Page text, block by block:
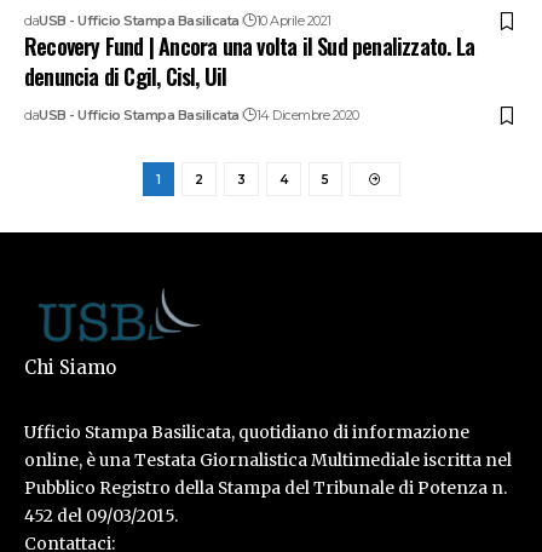
daUSB - Ufficio Stampa Basilicata 10 Aprile 2021
Recovery Fund | Ancora una volta il Sud penalizzato. La
denuncia di Cgil, Cisl, Uil
daUSB - Ufficio Stampa Basilicata 14 Dicembre 2020
1 2 3 4 5
Chi Siamo
Ufficio Stampa Basilicata, quotidiano di informazione
online, è una Testata Giornalistica Multimediale iscritta nel
Pubblico Registro della Stampa del Tribunale di Potenza n.
452 del 09/03/2015.
Contattaci: